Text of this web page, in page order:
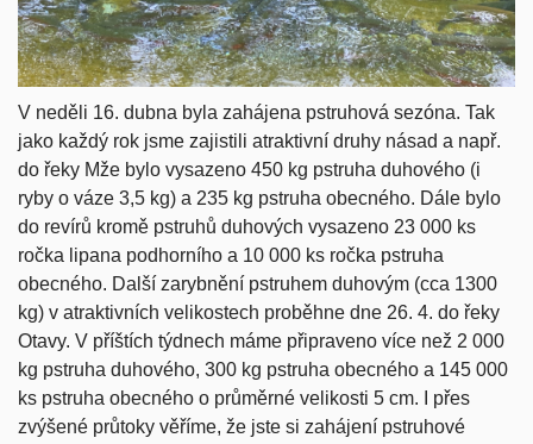
V neděli 16. dubna byla zahájena pstruhová sezóna. Tak
jako každý rok jsme zajistili atraktivní druhy násad a např.
do řeky Mže bylo vysazeno 450 kg pstruha duhového (i
ryby o váze 3,5 kg) a 235 kg pstruha obecného. Dále bylo
do revírů kromě pstruhů duhových vysazeno 23 000 ks
ročka lipana podhorního a 10 000 ks ročka pstruha
obecného. Další zarybnění pstruhem duhovým (cca 1300
kg) v atraktivních velikostech proběhne dne 26. 4. do řeky
Otavy. V příštích týdnech máme připraveno více než 2 000
kg pstruha duhového, 300 kg pstruha obecného a 145 000
ks pstruha obecného o průměrné velikosti 5 cm. I přes
zvýšené průtoky věříme, že jste si zahájení pstruhové